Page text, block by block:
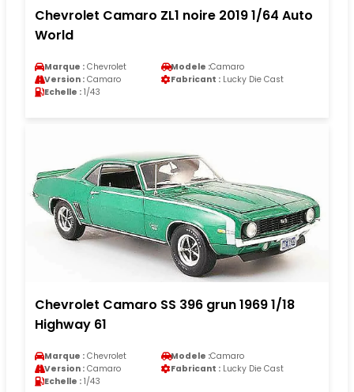
Chevrolet Camaro ZL1 noire 2019 1/64 Auto
World
Marque : Chevrolet Modele :Camaro
Version : Camaro Fabricant : Lucky Die Cast
Echelle : 1/43
Chevrolet Camaro SS 396 grun 1969 1/18
Highway 61
Marque : Chevrolet Modele :Camaro
Version : Camaro Fabricant : Lucky Die Cast
Echelle : 1/43